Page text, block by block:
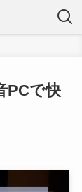
PCで快